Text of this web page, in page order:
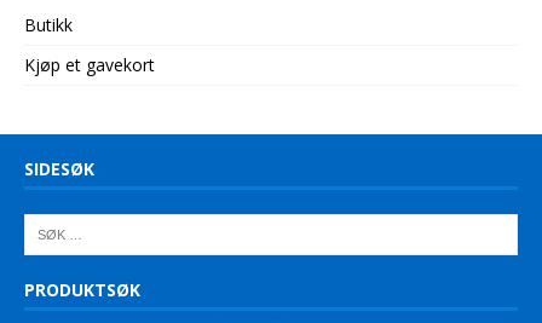
Butikk
Kjøp et gavekort
SIDESØK
PRODUKTSØK